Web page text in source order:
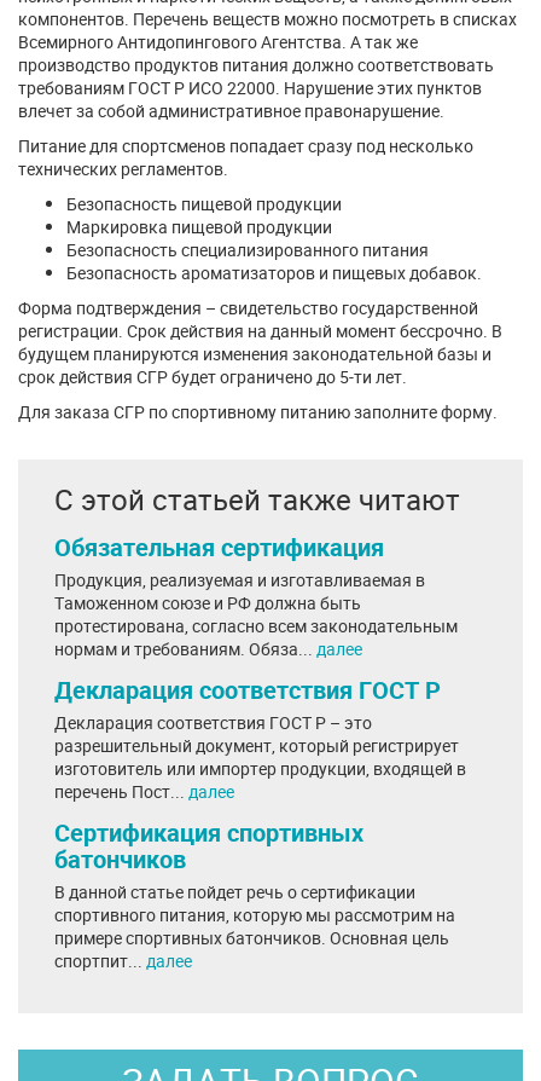
компонентов. Перечень веществ можно посмотреть в списках
Всемирного Антидопингового Агентства. А так же
производство продуктов питания должно соответствовать
требованиям ГОСТ Р ИСО 22000. Нарушение этих пунктов
влечет за собой административное правонарушение.
Питание для спортсменов попадает сразу под несколько
технических регламентов.
Безопасность пищевой продукции
Маркировка пищевой продукции
Безопасность специализированного питания
Безопасность ароматизаторов и пищевых добавок.
Форма подтверждения – свидетельство государственной
регистрации. Срок действия на данный момент бессрочно. В
будущем планируются изменения законодательной базы и
срок действия СГР будет ограничено до 5-ти лет.
Для заказа СГР по спортивному питанию заполните форму.
С этой статьей также читают
Обязательная сертификация
Продукция, реализуемая и изготавливаемая в
Таможенном союзе и РФ должна быть
протестирована, согласно всем законодательным
нормам и требованиям. Обяза... далее
Декларация соответствия ГОСТ Р
Декларация соответствия ГОСТ Р – это
разрешительный документ, который регистрирует
изготовитель или импортер продукции, входящей в
перечень Пост... далее
Сертификация спортивных
батончиков
В данной статье пойдет речь о сертификации
спортивного питания, которую мы рассмотрим на
примере спортивных батончиков. Основная цель
спортпит... далее